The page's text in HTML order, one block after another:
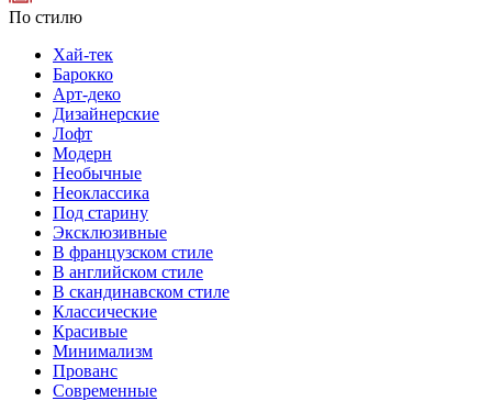
По стилю
Хай-тек
Барокко
Арт-деко
Дизайнерские
Лофт
Модерн
Необычные
Неоклассика
Под старину
Эксклюзивные
В французском стиле
В английском стиле
В скандинавском стиле
Классические
Красивые
Минимализм
Прованс
Современные